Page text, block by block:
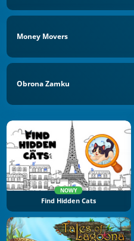
Money Movers
Obrona Zamku
NOWY
Find Hidden Cats